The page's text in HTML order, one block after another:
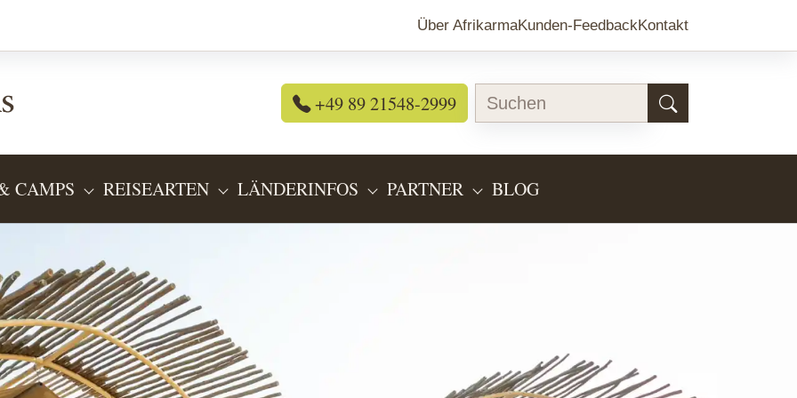
Über AfrikarmaKunden-FeedbackKontakt
+49 89 21548-2999
"REISEANGEBOTE"
CAMPS SUBMENU FOR "LODGES & CAMPS"
REISEARTEN SUBMENU FOR "REISEARTEN"
LÄNDERINFOS SUBMENU FOR "LÄNDERINFOS"
PARTNER SUBMENU FOR "PARTNER"
BLOG